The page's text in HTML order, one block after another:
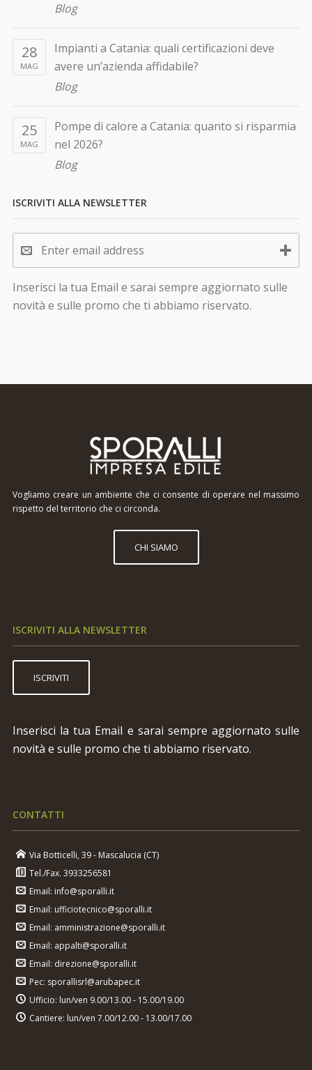
Blog
28
MAG
Impianti a Catania: quali certificazioni deve
avere un’azienda affidabile?
Blog
25
MAG
Pompe di calore a Catania: quanto si risparmia
nel 2026?
Blog
ISCRIVITI ALLA NEWSLETTER
Inserisci la tua Email e sarai sempre aggiornato sulle
novità e sulle promo che ti abbiamo riservato.
Vogliamo creare un ambiente che ci consente di operare nel massimo
rispetto del territorio che ci circonda.
CHI SIAMO
ISCRIVITI ALLA NEWSLETTER
ISCRIVITI
Inserisci la tua Email e sarai sempre aggiornato sulle
novità e sulle promo che ti abbiamo riservato.
CONTATTI
Via Botticelli, 39 - Mascalucia (CT)
Tel./Fax. 3933256581
Email: info@sporalli.it
Email: ufficiotecnico@sporalli.it
Email: amministrazione@sporalli.it
Email: appalti@sporalli.it
Email: direzione@sporalli.it
Pec: sporallisrl@arubapec.it
Ufficio: lun/ven 9.00/13.00 - 15.00/19.00
Cantiere: lun/ven 7.00/12.00 - 13.00/17.00